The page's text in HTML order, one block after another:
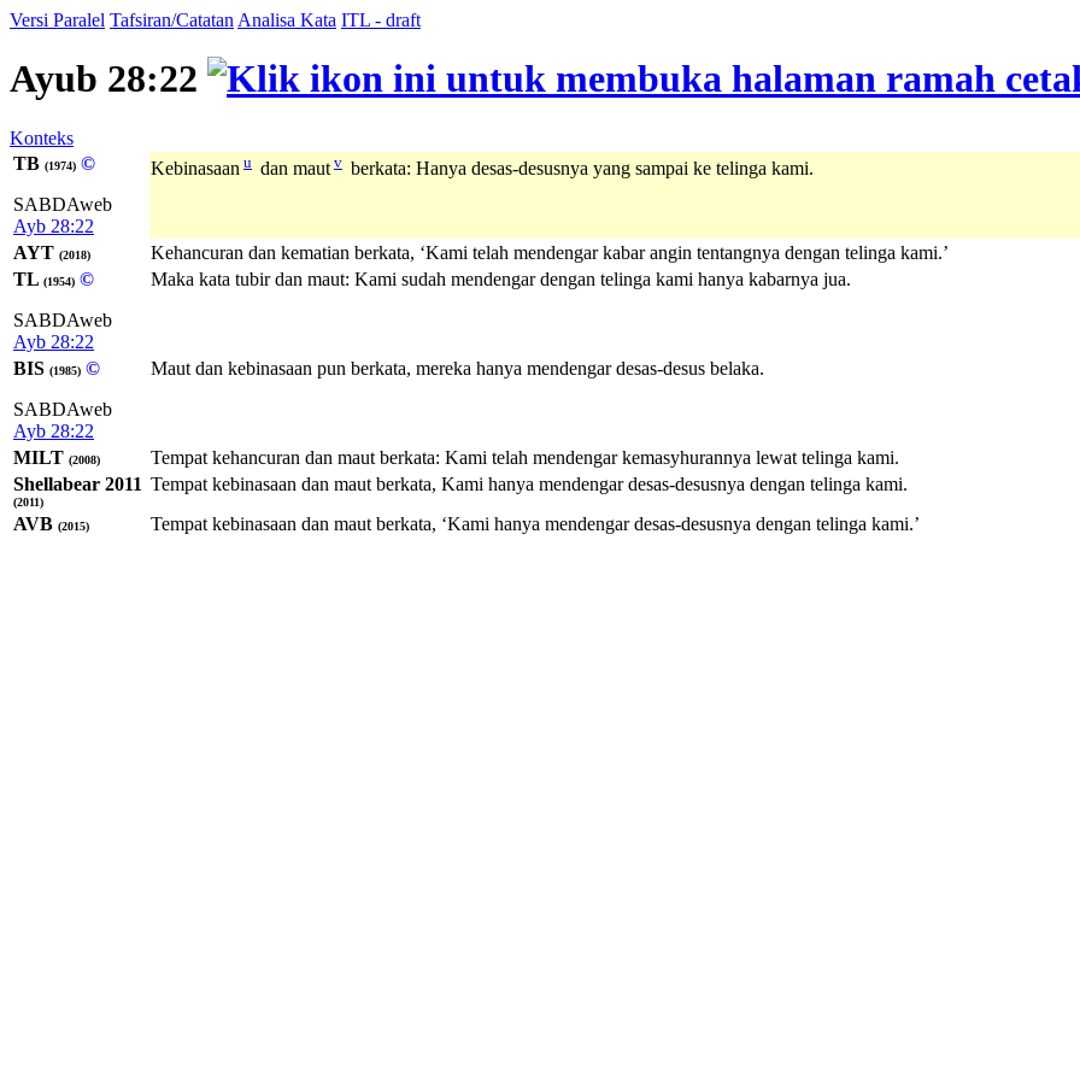
Versi Paralel Tafsiran/Catatan Analisa Kata ITL - draft
Ayub 28:22
Konteks
TB (1974) ©
SABDAweb
Ayb 28:22
Kebinasaan u dan maut v berkata: Hanya desas-desusnya yang sampai ke telinga kami.
AYT (2018)
Kehancuran dan kematian berkata, ‘Kami telah mendengar kabar angin tentangnya dengan telinga kami.’
TL (1954) ©
SABDAweb
Ayb 28:22
Maka kata tubir dan maut: Kami sudah mendengar dengan telinga kami hanya kabarnya jua.
BIS (1985) ©
SABDAweb
Ayb 28:22
Maut dan kebinasaan pun berkata, mereka hanya mendengar desas-desus belaka.
MILT (2008)
Tempat kehancuran dan maut berkata: Kami telah mendengar kemasyhurannya lewat telinga kami.
Shellabear 2011
(2011)
Tempat kebinasaan dan maut berkata, Kami hanya mendengar desas-desusnya dengan telinga kami.
AVB (2015) Tempat kebinasaan dan maut berkata, ‘Kami hanya mendengar desas-desusnya dengan telinga kami.’